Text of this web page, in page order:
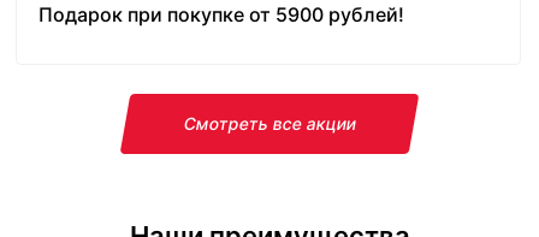
Подарок при покупке от 5900 рублей!
Смотреть все акции